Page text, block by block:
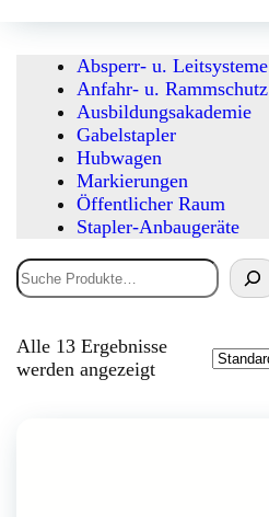
Absperr- u. Leitsysteme
Anfahr- u. Rammschutz
Ausbildungsakademie
Gabelstapler
Hubwagen
Markierungen
Öffentlicher Raum
Stapler-Anbaugeräte
Suchen
Alle 13 Ergebnisse
werden angezeigt